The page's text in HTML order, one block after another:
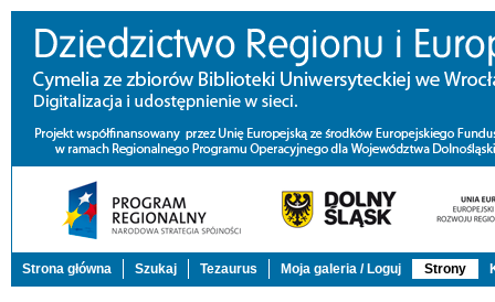
Strona główna Szukaj Tezaurus Moja galeria / Loguj Strony